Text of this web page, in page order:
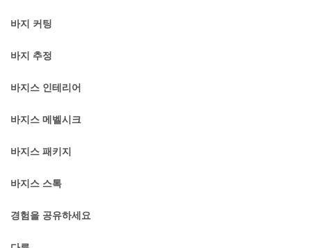
바지 커팅
바지 추정
바지스 인테리어
바지스 메벨시크
바지스 패키지
바지스 스톡
경험을 공유하세요